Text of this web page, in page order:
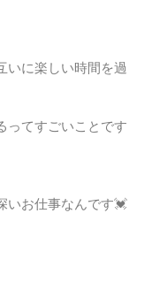
いに楽しい時間を過
ってすごいことです
いお仕事なんです💓